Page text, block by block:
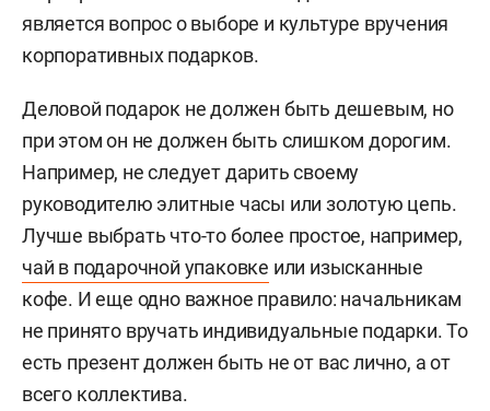
является вопрос о выборе и культуре вручения
корпоративных подарков.
Деловой подарок не должен быть дешевым, но
при этом он не должен быть слишком дорогим.
Например, не следует дарить своему
руководителю элитные часы или золотую цепь.
Лучше выбрать что-то более простое, например,
чай в подарочной упаковке или изысканные
кофе. И еще одно важное правило: начальникам
не принято вручать индивидуальные подарки. То
есть презент должен быть не от вас лично, а от
всего коллектива.